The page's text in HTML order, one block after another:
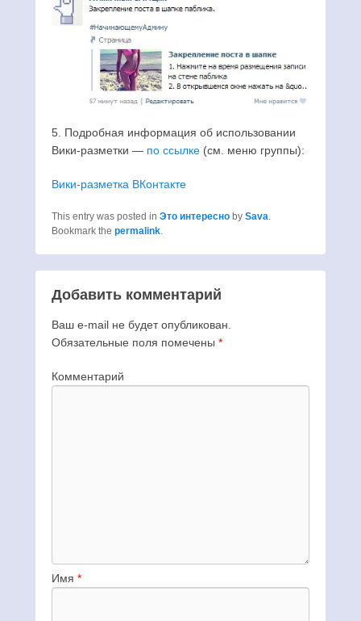
5. Подробная информация об использовании
Вики-разметки — по ссылке (см. меню группы):
Вики-разметка ВКонтакте
This entry was posted in Это интересно by Sava
Bookmark the permalink
Добавить комментарий
Ваш e-mail не будет опубликован.
Обязательные поля помечены *
Комментарий
Имя *